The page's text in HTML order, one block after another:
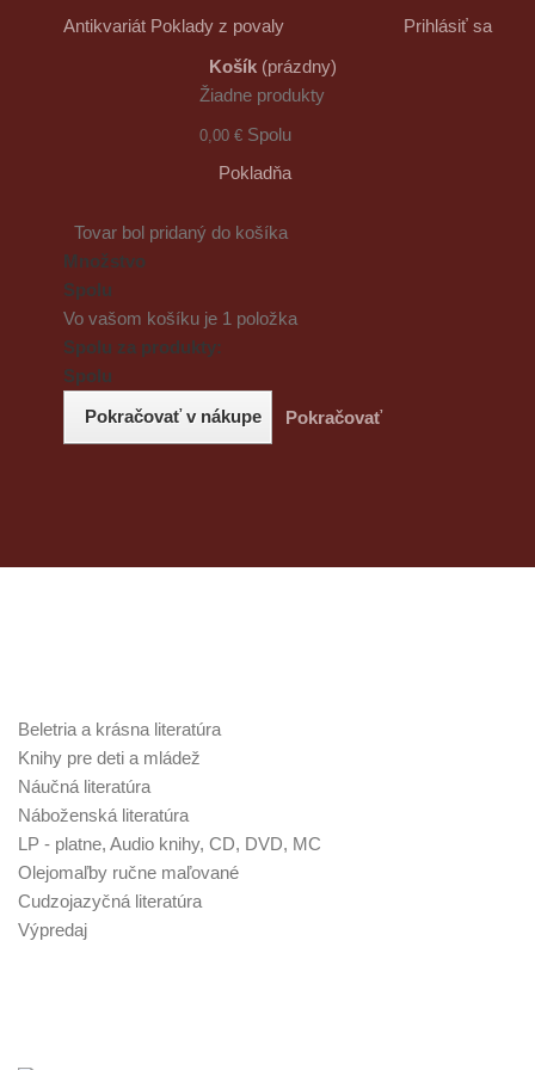
Antikvariát Poklady z povaly
Prihlásiť sa
Košík (prázdny)
Žiadne produkty
0,00 € Spolu
Pokladňa
Tovar bol pridaný do košíka
Množstvo
Spolu
Vo vašom košíku je 1 položka
Spolu za produkty:
Spolu
Pokračovať v nákupe
Pokračovať
Beletria a krásna literatúra
Knihy pre deti a mládež
Náučná literatúra
Náboženská literatúra
LP - platne, Audio knihy, CD, DVD, MC
Olejomaľby ručne maľované
Cudzojazyčná literatúra
Výpredaj